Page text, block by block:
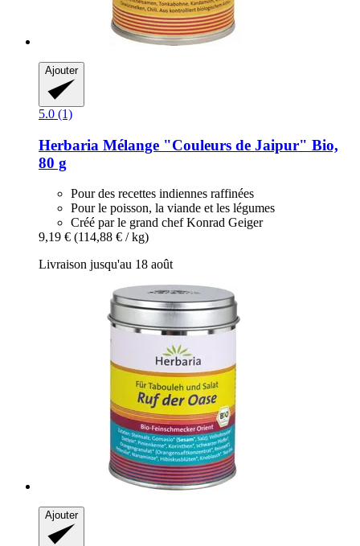
Ajouter
5.0 (1)
Herbaria Mélange "Couleurs de Jaipur" Bio,
80 g
Pour des recettes indiennes raffinées
Pour le poisson, la viande et les légumes
Créé par le grand chef Konrad Geiger
9,19 € (114,88 € / kg)
Livraison jusqu'au 18 août
Ajouter